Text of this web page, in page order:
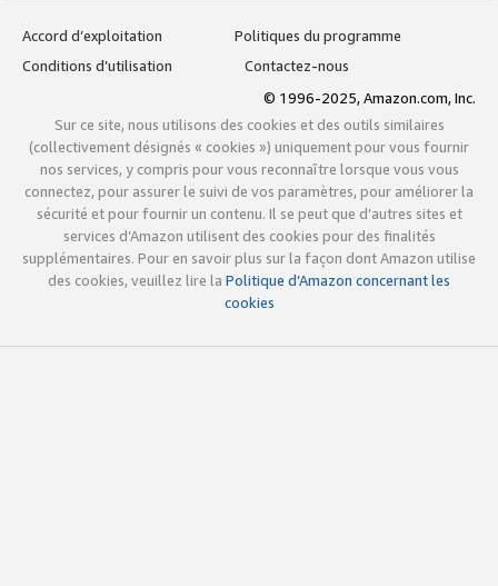
Accord d’exploitation
Politiques du programme
Conditions d’utilisation
Contactez-nous
© 1996-2025, Amazon.com, Inc.
Sur ce site, nous utilisons des cookies et des outils similaires
(collectivement désignés « cookies ») uniquement pour vous fournir
nos services, y compris pour vous reconnaître lorsque vous vous
connectez, pour assurer le suivi de vos paramètres, pour améliorer la
sécurité et pour fournir un contenu. Il se peut que d’autres sites et
services d’Amazon utilisent des cookies pour des finalités
supplémentaires. Pour en savoir plus sur la façon dont Amazon utilise
des cookies, veuillez lire la Politique d’Amazon concernant les
cookies